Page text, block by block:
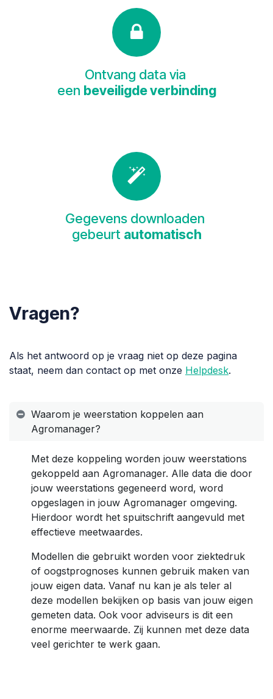
Ontvang data via
een beveiligde verbinding
Gegevens downloaden
gebeurt automatisch
Vragen?
Als het antwoord op je vraag niet op deze pagina
staat, neem dan contact op met onze Helpdesk.
Waarom je weerstation koppelen aan
Agromanager?
Met deze koppeling worden jouw weerstations
gekoppeld aan Agromanager. Alle data die door
jouw weerstations gegeneerd word, word
opgeslagen in jouw Agromanager omgeving.
Hierdoor wordt het spuitschrift aangevuld met
effectieve meetwaardes.
Modellen die gebruikt worden voor ziektedruk
of oogstprognoses kunnen gebruik maken van
jouw eigen data. Vanaf nu kan je als teler al
deze modellen bekijken op basis van jouw eigen
gemeten data. Ook voor adviseurs is dit een
enorme meerwaarde. Zij kunnen met deze data
veel gerichter te werk gaan.